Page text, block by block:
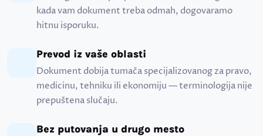
kada vam dokument treba odmah, dogovaramo
hitnu isporuku.
Prevod iz vaše oblasti
Dokument dobija tumača specijalizovanog za pravo,
medicinu, tehniku ili ekonomiju — terminologija nije
prepuštena slučaju.
Bez putovanja u drugo mesto